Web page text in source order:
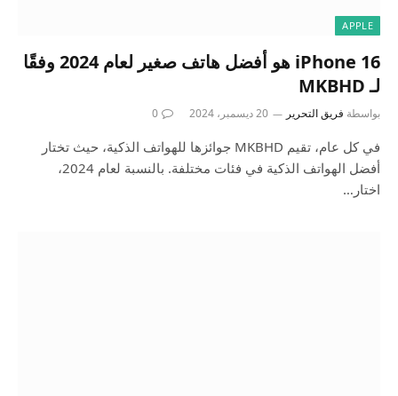
APPLE
iPhone 16 هو أفضل هاتف صغير لعام 2024 وفقًا
لـ MKBHD
بواسطة فريق التحرير 20 ديسمبر، 2024 0
في كل عام، تقيم MKBHD جوائزها للهواتف الذكية، حيث تختار
أفضل الهواتف الذكية في فئات مختلفة. بالنسبة لعام 2024،
اختار…